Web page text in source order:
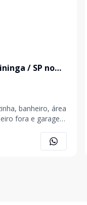
/ SP no
banheiro, área
fora e garagem